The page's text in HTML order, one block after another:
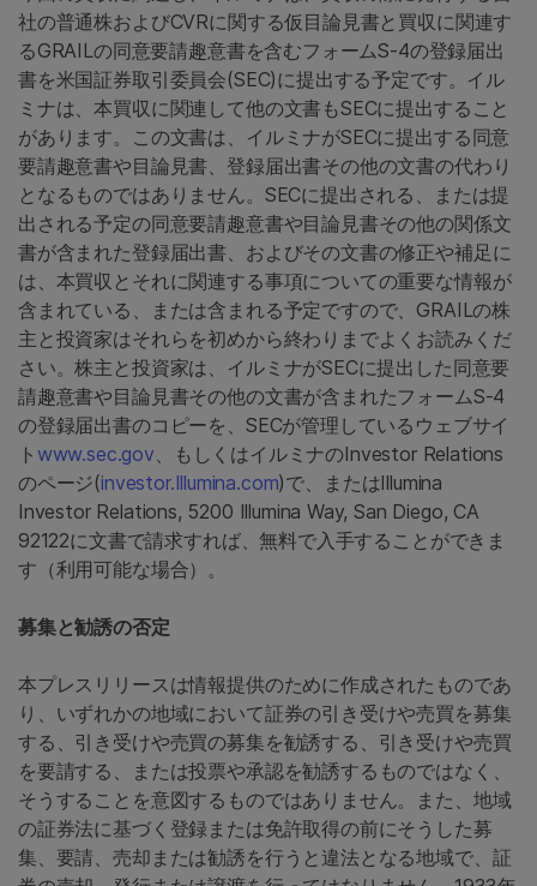
社の普通株およびCVRに関する仮目論見書と買収に関連す
るGRAILの同意要請趣意書を含むフォームS-4の登録届出
書を米国証券取引委員会(SEC)に提出する予定です。イル
ミナは、本買収に関連して他の文書もSECに提出すること
があります。この文書は、イルミナがSECに提出する同意
要請趣意書や目論見書、登録届出書その他の文書の代わり
となるものではありません。SECに提出される、または提
出される予定の同意要請趣意書や目論見書その他の関係文
書が含まれた登録届出書、およびその文書の修正や補足に
は、本買収とそれに関連する事項についての重要な情報が
含まれている、または含まれる予定ですので、GRAILの株
主と投資家はそれらを初めから終わりまでよくお読みくだ
さい。株主と投資家は、イルミナがSECに提出した同意要
請趣意書や目論見書その他の文書が含まれたフォームS-4
の登録届出書のコピーを、SECが管理しているウェブサイ
ト www.sec.gov、もしくはイルミナのInvestor Relations
のページ(investor.Illumina.com)で、またはIllumina
Investor Relations, 5200 Illumina Way, San Diego, CA
92122に文書で請求すれば、無料で入手することができま
す（利用可能な場合）。
募集と勧誘の否定
本プレスリリースは情報提供のために作成されたものであ
り、いずれかの地域において証券の引き受けや売買を募集
する、引き受けや売買の募集を勧誘する、引き受けや売買
を要請する、または投票や承認を勧誘するものではなく、
そうすることを意図するものではありません。また、地域
の証券法に基づく登録または免許取得の前にそうした募
集、要請、売却または勧誘を行うと違法となる地域で、証